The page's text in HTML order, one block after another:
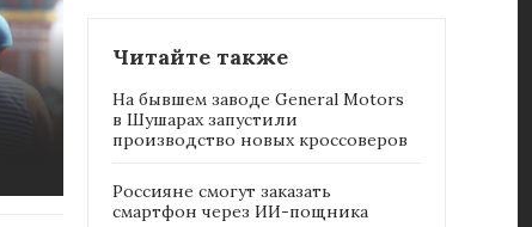
Читайте также
На бывшем заводе General Motors
в Шушарах запустили
производство новых кроссоверов
Россияне cмогут заказать
смартфон через ИИ-пощника